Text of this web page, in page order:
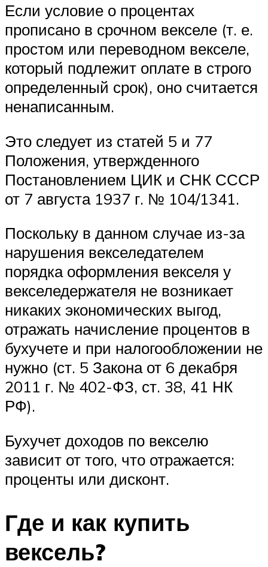
Если условие о процентах
прописано в срочном векселе (т. е.
простом или переводном векселе,
который подлежит оплате в строго
определенный срок), оно считается
ненаписанным.
Это следует из статей 5 и 77
Положения, утвержденного
Постановлением ЦИК и СНК СССР
от 7 августа 1937 г. № 104/1341.
Поскольку в данном случае из-за
нарушения векселедателем
порядка оформления векселя у
векселедержателя не возникает
никаких экономических выгод,
отражать начисление процентов в
бухучете и при налогообложении не
нужно (ст. 5 Закона от 6 декабря
2011 г. № 402-ФЗ, ст. 38, 41 НК
РФ).
Бухучет доходов по векселю
зависит от того, что отражается:
проценты или дисконт.
Где и как купить
вексель?